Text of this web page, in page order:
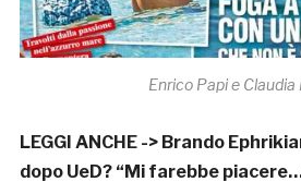
Enrico Papi e
LEGGI ANCHE -> Brando
dopo UeD? “Mi farebbe